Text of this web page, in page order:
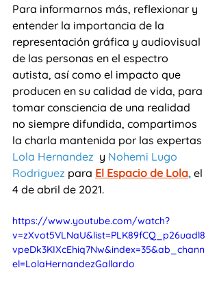
Para informarnos más, reflexionar y
entender la importancia de la
representación gráfica y audiovisual
de las personas en el espectro
autista, así como el impacto que
producen en su calidad de vida, para
tomar consciencia de una realidad
no siempre difundida, compartimos
la charla mantenida por las expertas
Lola Hernandez
  y
Nohemi Lugo
Rodriguez para El Espacio de Lola, el
4 de abril de 2021.
https://www.youtube.com/watch?
v=zXvot5VLNaU&list=PLK89fCQ_p26uadl8
vpeDk3KIXcEhiq7Nw&index=35&ab_chann
el=LolaHernandezGallardo